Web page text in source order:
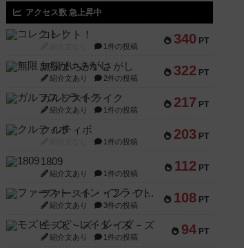
アクセス数 急上昇中
340 PT
コレクト！
1件の投稿
322 PT
無限まちがいさがし
紹介文あり 2件の投稿
217 PT
ガルフストライク
紹介文あり 1件の投稿
203 PT
クルティボ
1件の投稿
112 PT
1809
紹介文あり 1件の投稿
108 PT
ファースト・イン・フライト
紹介文あり 3件の投稿
94 PT
モズビ－ズ・レイダ－ズ
紹介文あり 1件の投稿